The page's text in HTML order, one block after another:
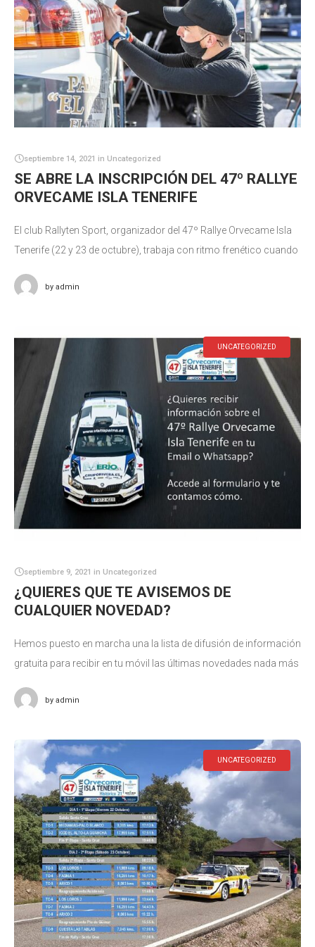
septiembre 14, 2021 in Uncategorized
SE ABRE LA INSCRIPCIÓN DEL 47º RALLYE
ORVECAME ISLA TENERIFE
El club Rallyten Sport, organizador del 47º Rallye Orvecame Isla
Tenerife (22 y 23 de octubre), trabaja con ritmo frenético cuando
by admin
UNCATEGORIZED
septiembre 9, 2021 in Uncategorized
¿QUIERES QUE TE AVISEMOS DE
CUALQUIER NOVEDAD?
Hemos puesto en marcha una la lista de difusión de información
gratuita para recibir en tu móvil las últimas novedades nada más
by admin
UNCATEGORIZED